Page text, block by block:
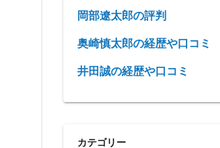
岡部遼太郎の評判
奥崎慎太郎の経歴や口コミ
井田誠の経歴や口コミ
カテゴリー